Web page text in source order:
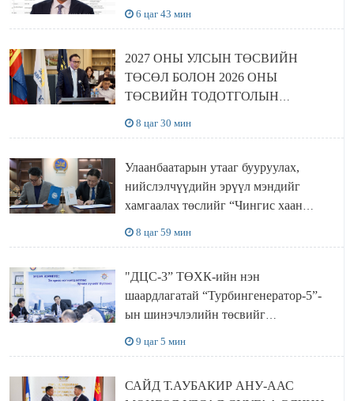
6 цаг 43 мин
2027 ОНЫ УЛСЫН ТӨСВИЙН
ТӨСӨЛ БОЛОН 2026 ОНЫ
ТӨСВИЙН ТОДОТГОЛЫН
8 цаг 30 мин
Улаанбаатарын утааг бууруулах,
нийслэлчүүдийн эрүүл мэндийг
хамгаалах төслийг “Чингис хаан
8 цаг 59 мин
"ДЦС-3” ТӨХК-ийн нэн
шаардлагатай “Турбингенератор-5”-
ын шинэчлэлийн төсвийг
9 цаг 5 мин
САЙД Т.АУБАКИР АНУ-ААС